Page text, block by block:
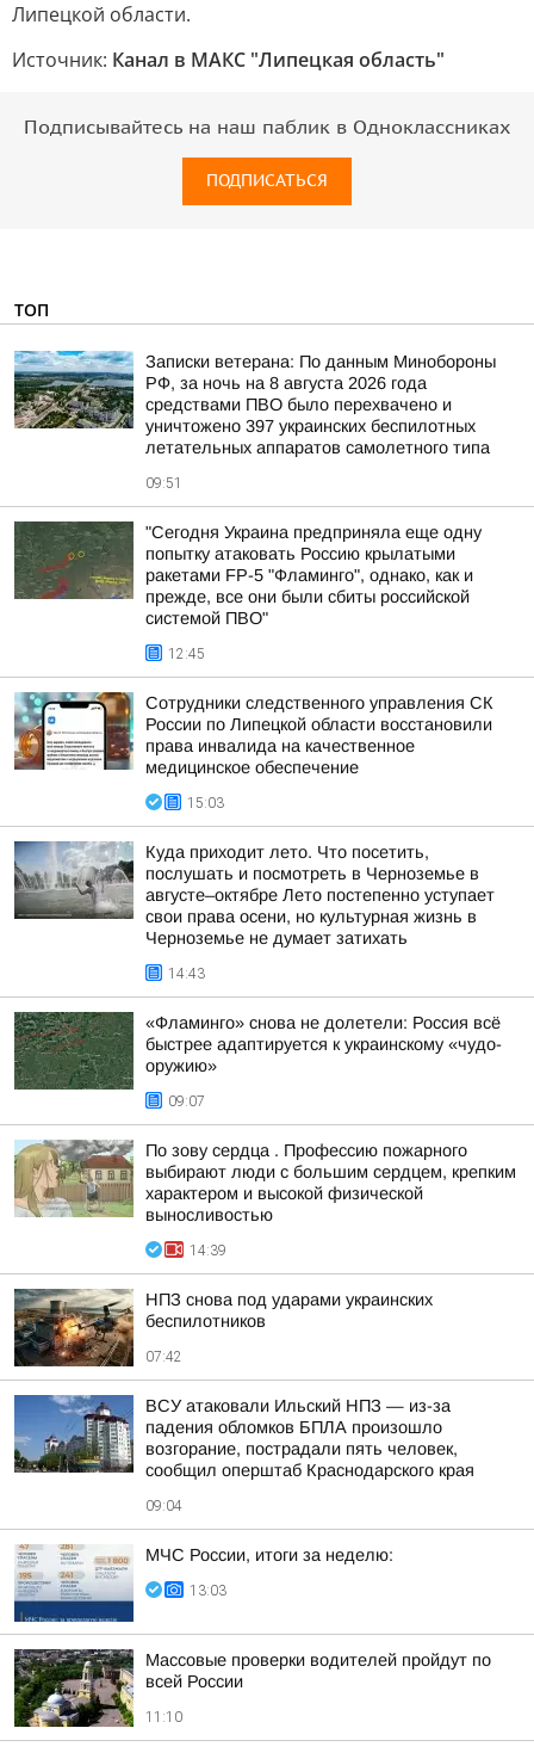
Липецкой области.
Источник: Канал в МАКС "Липецкая область"
Подписывайтесь на наш паблик в Одноклассниках
ПОДПИСАТЬСЯ
ТОП
Записки ветерана: По данным Минобороны
РФ, за ночь на 8 августа 2026 года
средствами ПВО было перехвачено и
уничтожено 397 украинских беспилотных
летательных аппаратов самолетного типа
09:51
"Сегодня Украина предприняла еще одну
попытку атаковать Россию крылатыми
ракетами FP-5 "Фламинго", однако, как и
прежде, все они были сбиты российской
системой ПВО"
12:45
Сотрудники следственного управления СК
России по Липецкой области восстановили
права инвалида на качественное
медицинское обеспечение
15:03
Куда приходит лето. Что посетить,
послушать и посмотреть в Черноземье в
августе–октябре Лето постепенно уступает
свои права осени, но культурная жизнь в
Черноземье не думает затихать
14:43
«Фламинго» снова не долетели: Россия всё
быстрее адаптируется к украинскому «чудо-
оружию»
09:07
По зову сердца . Профессию пожарного
выбирают люди с большим сердцем, крепким
характером и высокой физической
выносливостью
14:39
НПЗ снова под ударами украинских
беспилотников
07:42
ВСУ атаковали Ильский НПЗ — из-за
падения обломков БПЛА произошло
возгорание, пострадали пять человек,
сообщил оперштаб Краснодарского края
09:04
МЧС России, итоги за неделю:
13:03
Массовые проверки водителей пройдут по
всей России
11:10